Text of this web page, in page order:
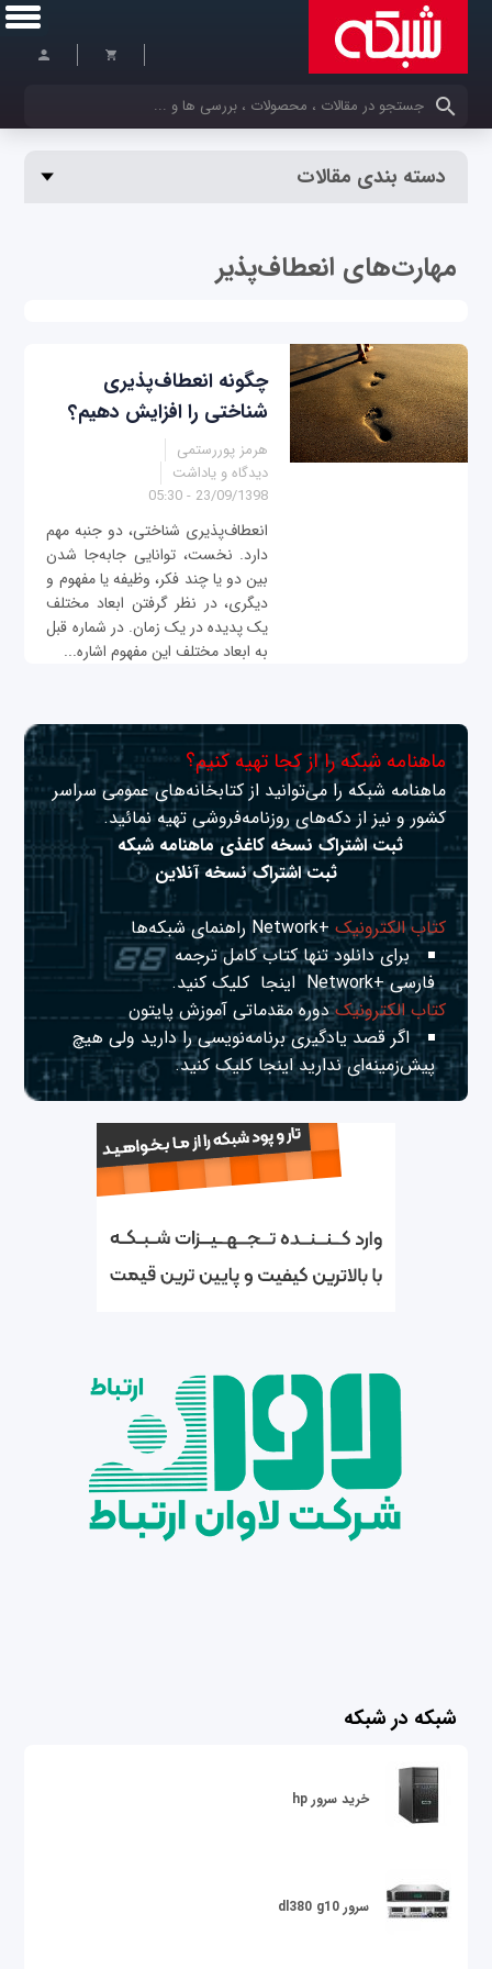
کلمات کلیدی خود را وارد کنید
دسته بندی مقالات
مهارت‌های انعطاف‌پذیر
چگونه انعطاف‌پذیری
شناختی را افزایش دهیم؟
هرمز پوررستمی
دیدگاه و یاداشت
23/09/1398 - 05:30
انعطاف‌پذیری شناختی، دو جنبه مهم
دارد. نخست، توانایی جابه‌جا شدن
بین دو یا چند فکر، وظیفه یا مفهوم و
دیگری، در نظر گرفتن ابعاد مختلف
یک پدیده در یک زمان. در شماره قبل
به ابعاد مختلف این مفهوم اشاره...
ماهنامه شبکه را از کجا تهیه کنیم؟
ماهنامه شبکه را می‌توانید از کتابخانه‌های عمومی سراسر
کشور و نیز از دکه‌های روزنامه‌فروشی تهیه نمائید.
ثبت اشتراک نسخه کاغذی ماهنامه شبکه
ثبت اشتراک نسخه آنلاین
کتاب الکترونیک+Network راهنمای شبکه‌ها
برای دانلود تنها کتاب کامل ترجمه
فارسی +Network
اینجا کلیک کنید.
کتاب الکترونیکدوره مقدماتی آموزش پایتون
اگر قصد یادگیری برنامه‌نویسی را دارید ولی هیچ
پیش‌زمینه‌ای نداریداینجا کلیک کنید.
شبکه در شبکه
خرید سرور hp
سرور dl380 g10